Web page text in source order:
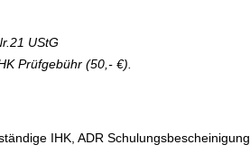
UStG
Prüfgebühr (50,- €).
IHK, ADR Schulungsbescheinigung